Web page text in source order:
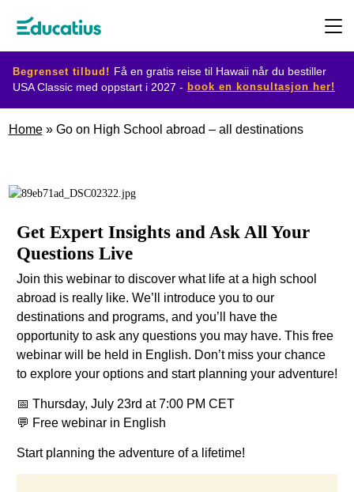
Begrenset tilbud! Få en gratis reise til Hawaii når du bestiller
USA Classic med oppstart i 2027 - book en konsultasjon her!
Planlegg
din
utveksling
Bli
vertsfamilie
Home» Go on High School abroad – all destinations
Get Expert Insights and Ask All Your
Questions Live
Join this webinar to discover what life at a high school
abroad is really like. We’ll introduce you to our
destinations and programs, and you’ll have the
opportunity to ask any questions you may have. This free
webinar will be held in English. Don’t miss your chance
to explore your options and start planning your adventure!
📅 Thursday, July 23rd at 7:00 PM CET
💬 Free webinar in English
Start planning the adventure of a lifetime!